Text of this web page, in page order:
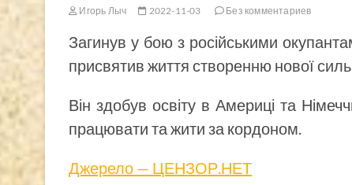
Игорь Лыч 2022-11-03 Без комментариев
Загинув у бою з російськими
присвятив життя створенню нової
Він здобув освіту в Америці та
працювати та жити за кордоном.
Джерело — ЦЕНЗОР.НЕТ